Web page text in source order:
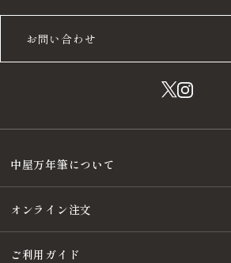
お問い合わせ
中屋万年筆について
オンライン注文
ご利用ガイド